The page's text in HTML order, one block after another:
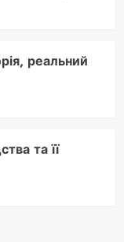
реальний
та її